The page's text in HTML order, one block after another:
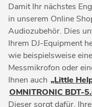
Damit Ihr nächstes
in unserem Online
Audiozubehör. Dies
Ihrem DJ-Equipment
wie beispielsweise
Messmikrofon oder
Ihnen auch „Little
OMNITRONIC BDT-
Dieser sorgt dafür,